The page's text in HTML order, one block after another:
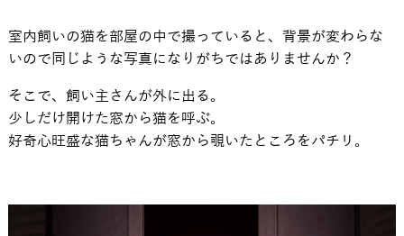
室内飼いの猫を部屋の中で撮っていると、背景が変わらな
いので同じような写真になりがちではありませんか？
そこで、飼い主さんが外に出る。
少しだけ開けた窓から猫を呼ぶ。
好奇心旺盛な猫ちゃんが窓から覗いたところをパチリ。